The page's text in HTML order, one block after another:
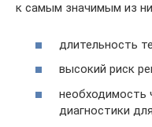
к самым значимым из
длительность
высокий риск
необходимость
диагностики